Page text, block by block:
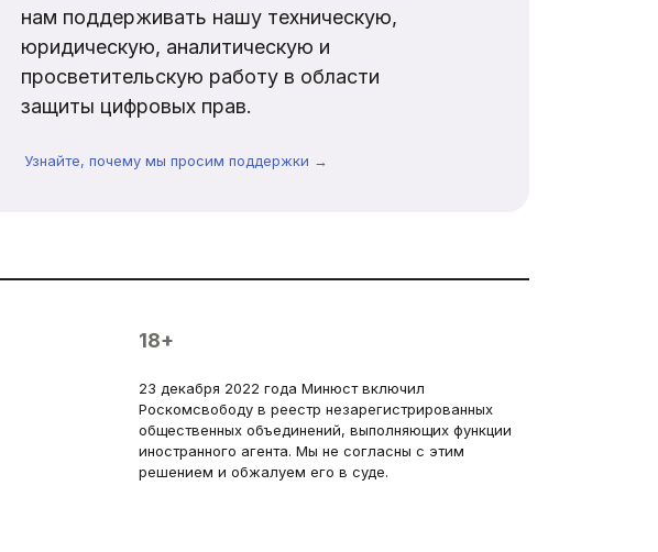
нам поддерживать нашу техническую,
юридическую, аналитическую и
просветительскую работу в области
защиты цифровых прав.
Узнайте, почему мы просим поддержки →
18+
23 декабря 2022 года Минюст включил
Роскомсвободу в реестр незарегистрированных
общественных объединений, выполняющих функции
иностранного агента. Мы не согласны с этим
решением и обжалуем его в суде.